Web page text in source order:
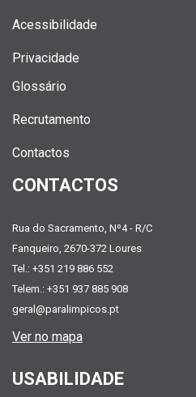
Acessibilidade
Privacidade
Glossário
Recrutamento
Contactos
CONTACTOS
Rua do Sacramento, Nº4 - R/C
Fanqueiro, 2670-372 Loures
Tel.: +351 219 886 552
Telem.: +351 937 885 908
geral@paralimpicos.pt
Ver no mapa
USABILIDADE